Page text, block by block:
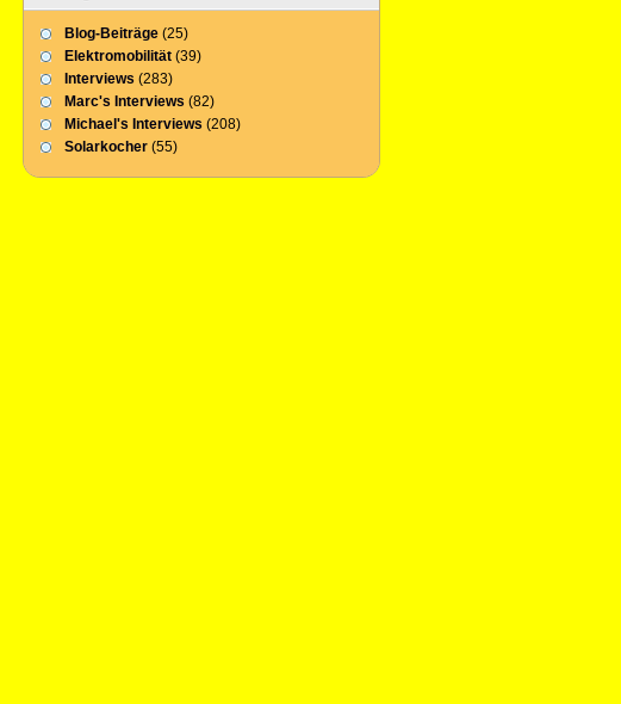
Blog-Beiträge (25)
Elektromobilität (39)
Interviews (283)
Marc's Interviews (82)
Michael's Interviews (208)
Solarkocher (55)